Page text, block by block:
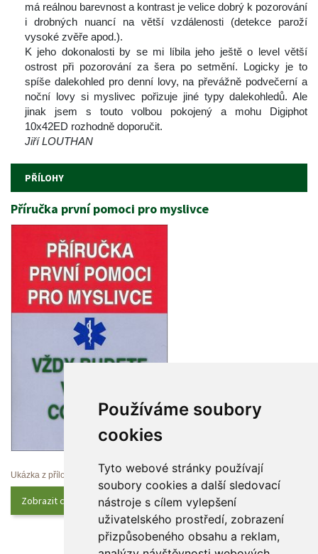
Používáme soubory
cookie
Tyto webové stránky používají
oubory cookies a další sledovací
nástroje s cílem vylepšení
uživatelského prostředí, zobrazení
přizpůsobeného obsahu a reklam,
má reálnou barevnost a kontrast je velice dobrý k pozorování
i drobných nuancí na větší vzdálenosti (detekce paroží
vysoké zvěře apod.).
K jeho dokonalosti by se mi líbila jeho ještě o level větší
ostrost při pozorování za šera po setmění. Logicky je to
píše dalekohled pro denní lovy, na převážně podvečerní a
noční lovy si myslivec pořizuje jiné typy dalekohledů. Ale
jinak jsem s touto volbou pokojený a mohu Digiphot
10x42ED rozhodně doporučit.
Jiří LOUTHAN
PŘÍLOHY
Příručka první pomoci pro myslivce
Ukázka z přílohy
Zobrazit celý obsah